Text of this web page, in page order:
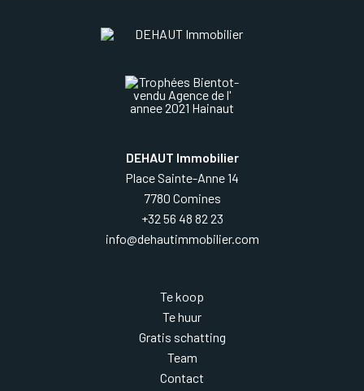
DEHAUT Immobilier
Place Sainte-Anne 14
7780 Comines
+32 56 48 82 23
info@dehautimmobilier.com
Te koop
Te huur
Gratis schatting
Team
Contact